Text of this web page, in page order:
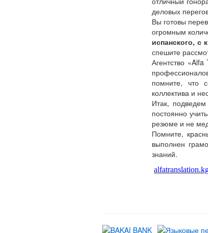
деловых
Вы готовы
огромным
испанского, с
спешите
Агентство
помните, что
коллектива и
Итак,
постоянно
резюме и не
Помните,
выполнен
знаний.